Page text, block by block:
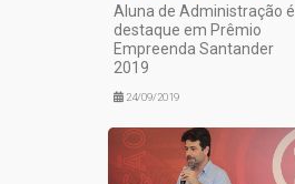
Aluna de Administração é
destaque em Prêmio
Empreenda Santander
2019
24/09/2019